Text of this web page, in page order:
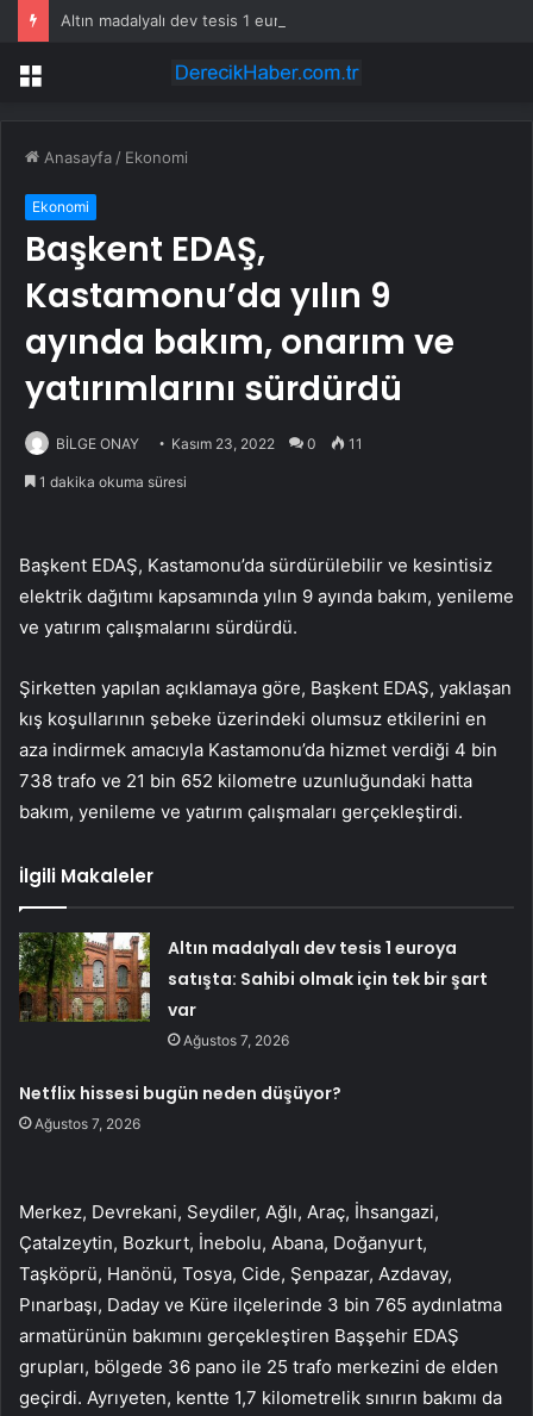
Menü
Anasayfa / Ekonomi
Ekonomi
Başkent EDAŞ,
Kastamonu’da yılın 9
ayında bakım, onarım ve
yatırımlarını sürdürdü
BİLGE ONAY Kasım 23, 2022 0 11
1 dakika okuma süresi
Başkent EDAŞ, Kastamonu’da sürdürülebilir ve kesintisiz
elektrik dağıtımı kapsamında yılın 9 ayında bakım, yenileme
ve yatırım çalışmalarını sürdürdü.
Şirketten yapılan açıklamaya göre, Başkent EDAŞ, yaklaşan
kış koşullarının şebeke üzerindeki olumsuz etkilerini en
aza indirmek amacıyla Kastamonu’da hizmet verdiği 4 bin
738 trafo ve 21 bin 652 kilometre uzunluğundaki hatta
bakım, yenileme ve yatırım çalışmaları gerçekleştirdi.
İlgili Makaleler
Altın madalyalı dev tesis 1 euroya
satışta: Sahibi olmak için tek bir şart
var
Ağustos 7, 2026
Netflix hissesi bugün neden düşüyor?
Ağustos 7, 2026
Merkez, Devrekani, Seydiler, Ağlı, Araç, İhsangazi,
Çatalzeytin, Bozkurt, İnebolu, Abana, Doğanyurt,
Taşköprü, Hanönü, Tosya, Cide, Şenpazar, Azdavay,
Pınarbaşı, Daday ve Küre ilçelerinde 3 bin 765 aydınlatma
armatürünün bakımını gerçekleştiren Başşehir EDAŞ
grupları, bölgede 36 pano ile 25 trafo merkezini de elden
geçirdi. Ayrıyeten, kentte 1,7 kilometrelik sınırın bakımı da